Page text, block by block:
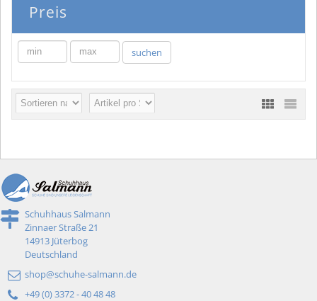
Preis
min max suchen
Schuhhaus Salmann
Zinnaer Straße 21
14913 Jüterbog
Deutschland
shop@schuhe-salmann.de
+49 (0) 3372 - 40 48 48